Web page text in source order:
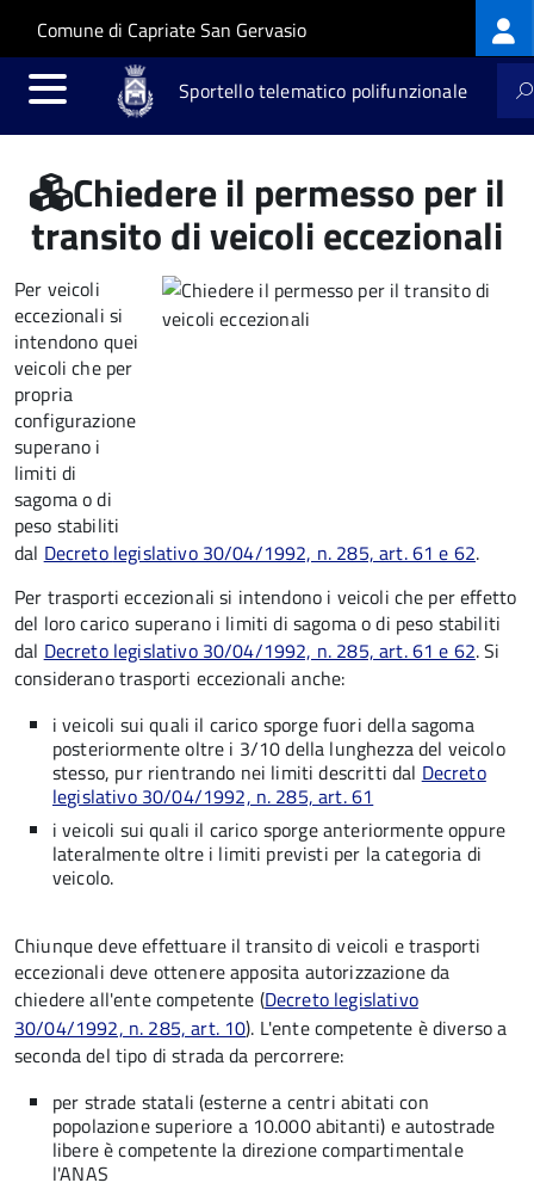
Salta al contenuto principale
Skip to site navigation
Comune di Capriate San Gervasio
Sportello telematico polifunzionale
Chiedere il permesso per il
transito di veicoli eccezionali
Per veicoli
eccezionali si
intendono quei
veicoli che per
propria
configurazione
superano i
limiti di
sagoma o di
peso stabiliti
dal Decreto legislativo 30/04/1992, n. 285, art. 61 e 62.
Per trasporti eccezionali si intendono i veicoli che per effetto
del loro carico superano i limiti di sagoma o di peso stabiliti
dal Decreto legislativo 30/04/1992, n. 285, art. 61 e 62. Si
considerano trasporti eccezionali anche:
i veicoli sui quali il carico sporge fuori della sagoma
posteriormente oltre i 3/10 della lunghezza del veicolo
stesso, pur rientrando nei limiti descritti dal Decreto
legislativo 30/04/1992, n. 285, art. 61
i veicoli sui quali il carico sporge anteriormente oppure
lateralmente oltre i limiti previsti per la categoria di
veicolo.
Chiunque deve effettuare il transito di veicoli e trasporti
eccezionali deve ottenere apposita autorizzazione da
chiedere all'ente competente (Decreto legislativo
30/04/1992, n. 285, art. 10). L'ente competente è diverso a
seconda del tipo di strada da percorrere:
per strade statali (esterne a centri abitati con
popolazione superiore a 10.000 abitanti) e autostrade
libere è competente la direzione compartimentale
l'ANAS